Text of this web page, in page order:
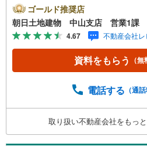
とりつぎ * * * *おかげさまで
した♪ご成約件数7万件達成
す！☆JR横浜線「中山」駅
地建物中山店』まで！朝日
合言葉に全13店舗でその地
告掲載していない物件も多
替えってどうするの・・？
す！お問い合わせをお待ち
ゴールド推奨店
朝日土地建物 中山支店 営業1課
4.67 不動産会社
資料をもらう （無
電話する （通
取り扱い不動産会社をもっ